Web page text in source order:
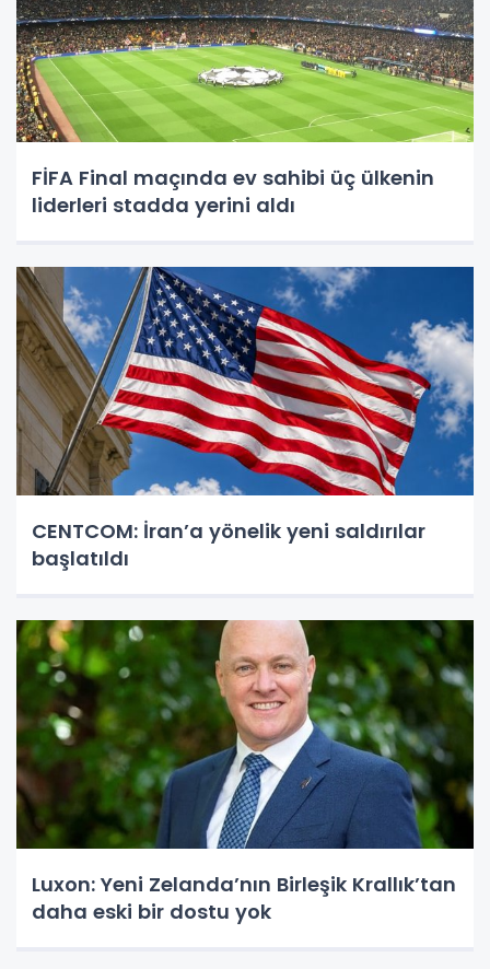
FİFA Final maçında ev sahibi üç ülkenin
liderleri stadda yerini aldı
CENTCOM: İran’a yönelik yeni saldırılar
başlatıldı
Luxon: Yeni Zelanda’nın Birleşik Krallık’tan
daha eski bir dostu yok